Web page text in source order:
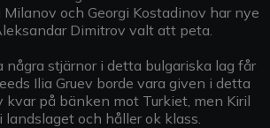
Milanov och Georgi Kostadinov har nye
Dimitrov valt att peta.
några stjärnor i detta bulgariska lag får
Ilia Gruev borde vara given i detta
kvar på bänken mot Turkiet, men Kiril
landslaget och håller ok klass.